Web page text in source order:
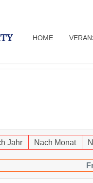
HOME
Jahr Nach Monat